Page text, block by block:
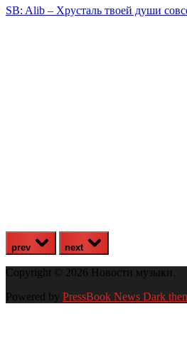
SB: Alib – Хрусталь твоей души
prev next
Copyright © 2026 Новости музыки.
Powered by PressBook News Dark